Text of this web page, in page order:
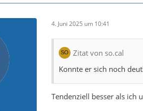
4. Juni 2025 um 10:41
Zitat von so.cal
Konnte er sich noch
Tendenziell besser als ich